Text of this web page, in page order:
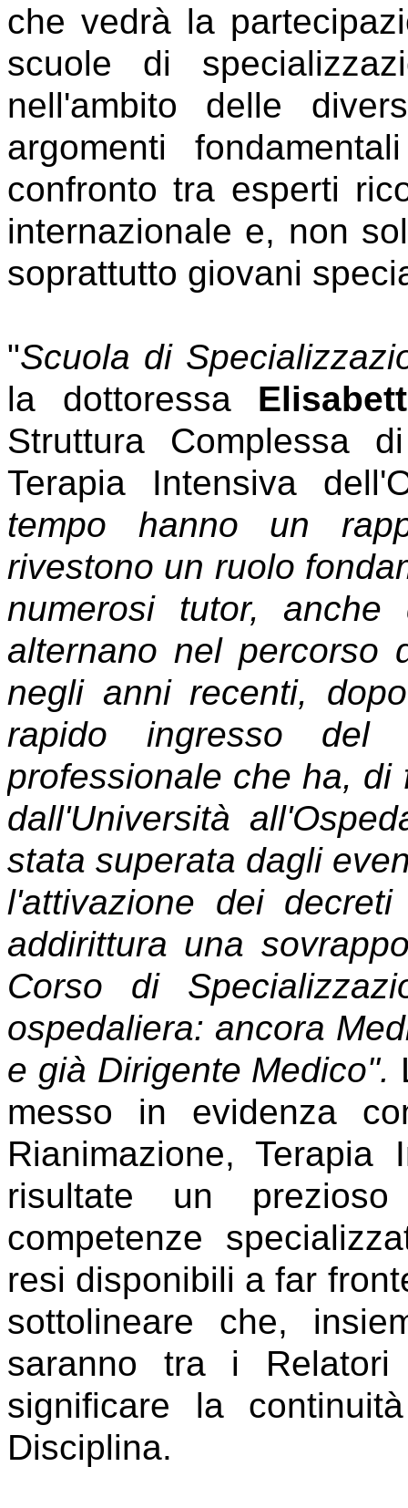
che vedrà la
scuole di
nell'ambito delle
argomenti
confronto tra esperti
internazionale e, non
soprattutto giovani
"Scuola di
la dottoressa
Struttura Complessa
Terapia Intensiva
tempo hanno un
rivestono un ruolo
numerosi tutor,
alternano nel percorso
negli anni recenti,
rapido ingresso del
professionale che ha,
dall'Università
stata superata dagli
l'attivazione dei
addirittura una
Corso di
ospedaliera: ancora
e già Dirigente Medico".
messo in evidenza
Rianimazione,
risultate un
competenze
resi disponibili a far
sottolineare che,
saranno tra i
significare la
Disciplina.